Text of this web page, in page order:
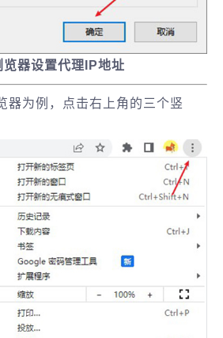
览器设置代理IP地址
器为例，点击右上角的三个竖